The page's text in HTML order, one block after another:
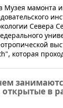
Музея мамонта
Севера
которая
в